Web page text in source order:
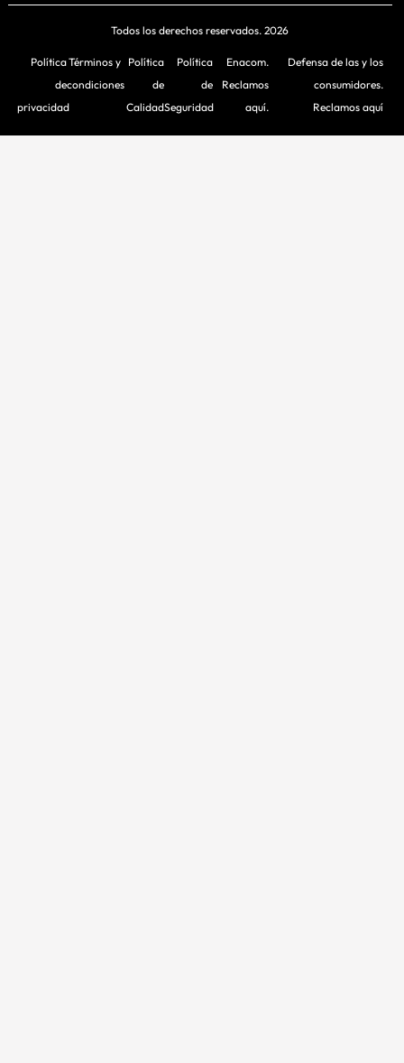
Todos los derechos reservados. 2026
Política
de
privacidad
Términos y
condiciones
Política
de
Calidad
Política
de
Seguridad
Enacom.
Reclamos
aquí.
Defensa de las y los
consumidores.
Reclamos aquí